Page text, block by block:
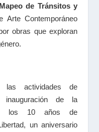
Mapeo de Tránsitos y
Contemporáneo
obras que exploran
las actividades de
inauguración de la
los 10 años de
un aniversario